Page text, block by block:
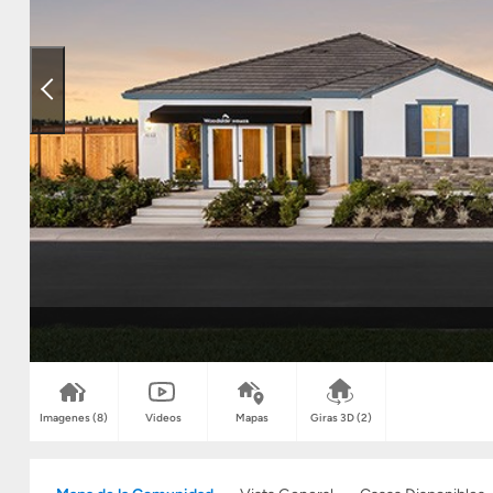
Imagenes(8) Videos Mapas Giras 3D(2)